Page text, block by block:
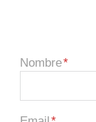
Nombre